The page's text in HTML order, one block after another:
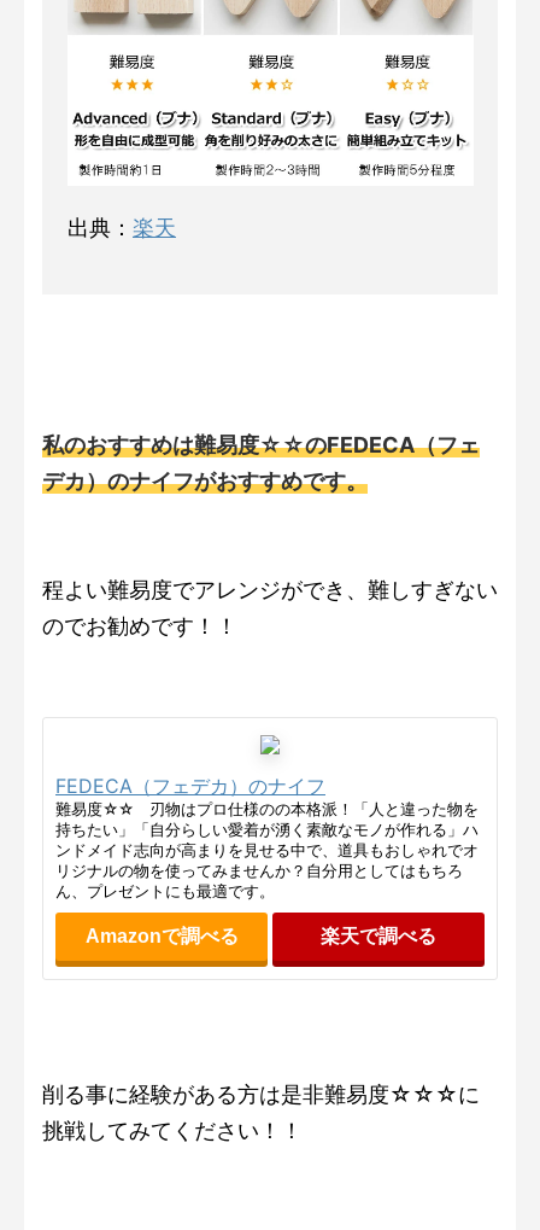
出典： 楽天
私のおすすめは難易度☆☆のFEDECA（フェ
デカ）のナイフがおすすめです。
程よい難易度でアレンジができ、難しすぎない
のでお勧めです！！
FEDECA（フェデカ）のナイフ
難易度☆☆ 刃物はプロ仕様のの本格派！「人と違った物を
持ちたい」「自分らしい愛着が湧く素敵なモノが作れる」ハ
ンドメイド志向が高まりを見せる中で、道具もおしゃれでオ
リジナルの物を使ってみませんか？自分用としてはもちろ
ん、プレゼントにも最適です。
Amazonで調べる 楽天で調べる
削る事に経験がある方は是非難易度☆☆☆に
挑戦してみてください！！